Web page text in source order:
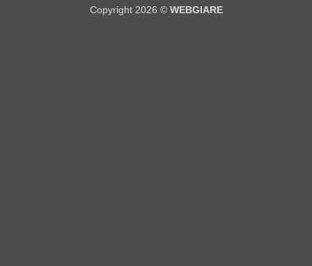
Copyright 2026 © WEBGIARE